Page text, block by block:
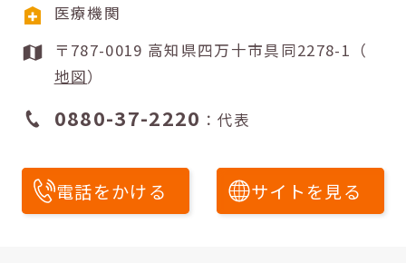
医療機関
〒787-0019 高知県四万十市具同2278-1（
地図）
0880-37-2220 ：代表
電話をかける サイトを見る